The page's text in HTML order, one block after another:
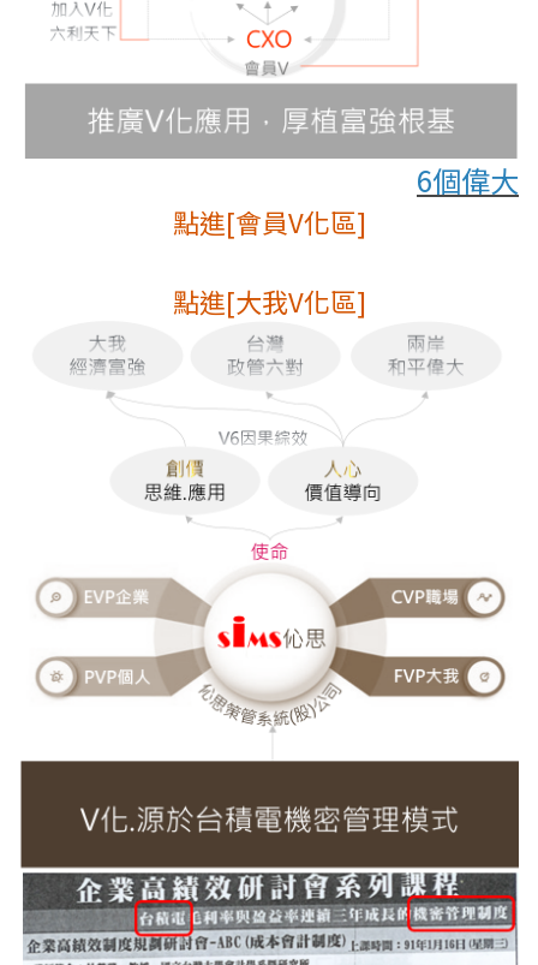
6個偉大
點進[會員V化區]
點進[大我V化區]